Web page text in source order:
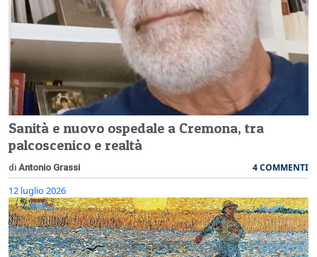
Sanità e nuovo ospedale a Cremona, tra
palcoscenico e realtà
di Antonio Grassi 4 COMMENTI
12 luglio 2026